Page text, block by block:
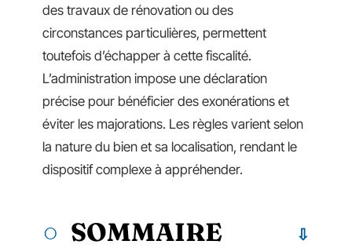
des travaux de rénovation ou des
circonstances particulières, permettent
toutefois d’échapper à cette fiscalité.
L’administration impose une déclaration
précise pour bénéficier des exonérations et
éviter les majorations. Les règles varient selon
la nature du bien et sa localisation, rendant le
dispositif complexe à appréhender.
SOMMAIRE